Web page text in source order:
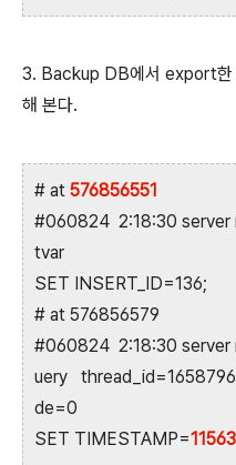
3. Backup DB에서 export한
해 본다.
# at 576856551
#060824 2:18:30
tvar
SET INSERT_ID=136;
# at 576856579
#060824 2:18:30
uery
de=0
SET TIMESTAMP=